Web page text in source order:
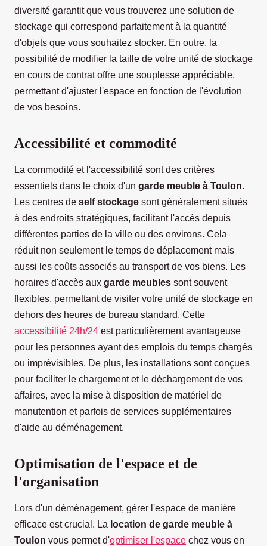
diversité garantit que vous trouverez une solution de
stockage qui correspond parfaitement à la quantité
d'objets que vous souhaitez stocker. En outre, la
possibilité de modifier la taille de votre unité de stockage
en cours de contrat offre une souplesse appréciable,
permettant d'ajuster l'espace en fonction de l'évolution
de vos besoins.
Accessibilité et commodité
La commodité et l'accessibilité sont des critères
essentiels dans le choix d'un garde meuble à Toulon.
Les centres de self stockage sont généralement situés
à des endroits stratégiques, facilitant l'accès depuis
différentes parties de la ville ou des environs. Cela
réduit non seulement le temps de déplacement mais
aussi les coûts associés au transport de vos biens. Les
horaires d'accès aux garde meubles sont souvent
flexibles, permettant de visiter votre unité de stockage en
dehors des heures de bureau standard. Cette
accessibilité 24h/24 est particulièrement avantageuse
pour les personnes ayant des emplois du temps chargés
ou imprévisibles. De plus, les installations sont conçues
pour faciliter le chargement et le déchargement de vos
affaires, avec la mise à disposition de matériel de
manutention et parfois de services supplémentaires
d'aide au déménagement.
Optimisation de l'espace et de
l'organisation
Lors d'un déménagement, gérer l'espace de manière
efficace est crucial. La location de garde meuble à
Toulon vous permet d'optimiser l'espace chez vous en